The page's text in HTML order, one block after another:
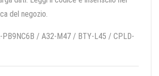
del negozio.
PB9NC6B / A32-M47 / BTY-L45 / CPLD-